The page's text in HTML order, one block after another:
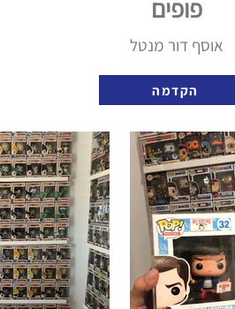
פופים
אוסף דור מנטל
הקדמה